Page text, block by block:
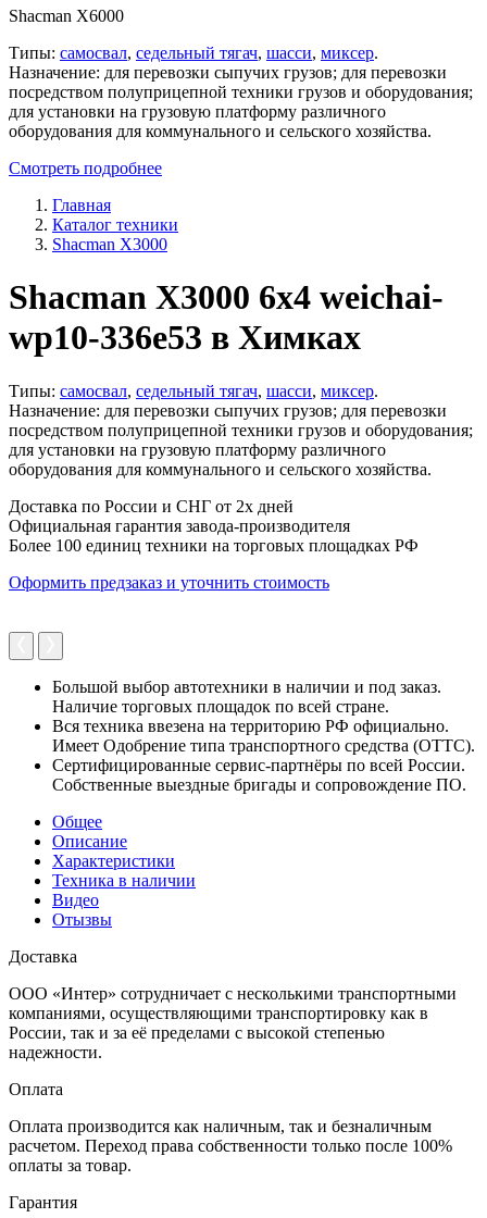
Shacman X6000
Типы: самосвал, седельный тягач, шасси, миксер.
Назначение: для перевозки сыпучих грузов; для перевозки
посредством полуприцепной техники грузов и оборудования;
для установки на грузовую платформу различного
оборудования для коммунального и сельского хозяйства.
Смотреть подробнее
Главная
Каталог техники
Shacman X3000
Shacman X3000 6x4 weichai-
wp10-336e53 в Химках
Типы: самосвал, седельный тягач, шасси, миксер.
Назначение: для перевозки сыпучих грузов; для перевозки
посредством полуприцепной техники грузов и оборудования;
для установки на грузовую платформу различного
оборудования для коммунального и сельского хозяйства.
Доставка по России и СНГ от 2х дней
Официальная гарантия завода-производителя
Более 100 единиц техники на торговых площадках РФ
Оформить предзаказ и уточнить стоимость
Большой выбор автотехники в наличии и под заказ.
Наличие торговых площадок по всей стране.
Вся техника ввезена на территорию РФ официально.
Имеет Одобрение типа транспортного средства (ОТТС).
Сертифицированные сервис-партнёры по всей России.
Собственные выездные бригады и сопровождение ПО.
Общее
Описание
Характеристики
Техника в наличии
Видео
Отызвы
Доставка
ООО «Интер» сотрудничает с несколькими транспортными
компаниями, осуществляющими транспортировку как в
России, так и за её пределами с высокой степенью
надежности.
Оплата
Оплата производится как наличным, так и безналичным
расчетом. Переход права собственности только после 100%
оплаты за товар.
Гарантия